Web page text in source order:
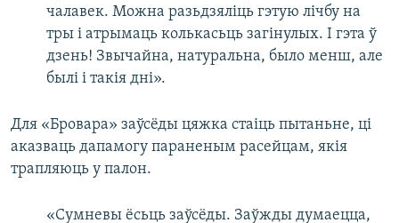
чалавек. Можна разьдзяліць гэтую лічбу на
тры і атрымаць колькасьць загінулых. І гэта ў
дзень! Звычайна, натуральна, было менш, але
былі і такія дні».
Для «Бровара» заўсёды цяжка стаіць пытаньне, ці
аказваць дапамогу параненым расейцам, якія
трапляюць у палон.
«Сумневы ёсьць заўсёды. Заўжды думаецца,